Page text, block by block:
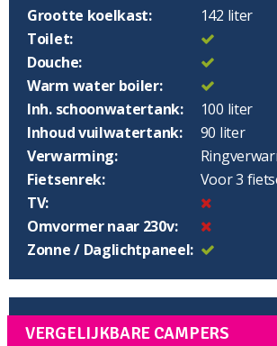
Grootte koelkast:
142 liter
Toilet:
Douche:
Warm water boiler:
Inh. schoonwatertank:
100 liter
Inhoud vuilwatertank:
90 liter
Verwarming:
Fietsenrek:
Voor 3
TV:
Omvormer naar 230v:
Zonne / Daglichtpaneel:
VERGELIJKBARE CAMPERS